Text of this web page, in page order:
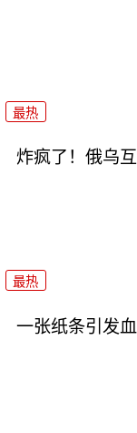
最热
炸疯了！俄乌
最热
一张纸条引发